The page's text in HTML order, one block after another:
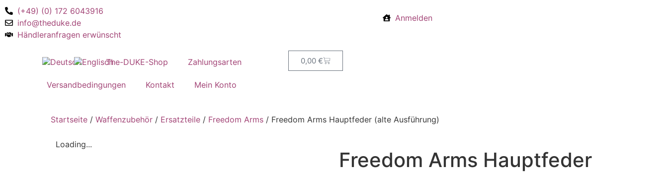
(+49) (0) 172 6043916
info@theduke.de
Händleranfragen erwünscht
Anmelden
The-DUKE-Shop Zahlungsarten
Versandbedingungen Kontakt Mein Konto
0,00 €
Startseite / Waffenzubehör / Ersatzteile / Freedom Arms / Freedom Arms Hauptfeder (alte Ausführung)
Loading...
Freedom Arms Hauptfeder